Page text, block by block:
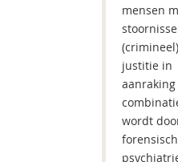
mensen
justitie in
wordt